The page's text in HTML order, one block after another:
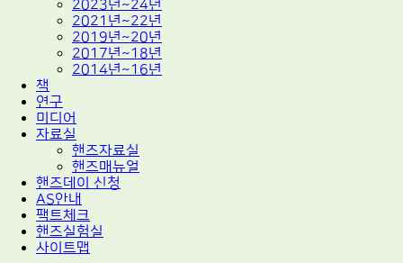
2023년~24년
2021년~22년
2019년~20년
2017년~18년
2014년~16년
책
연구
미디어
자료실
핸즈자료실
핸즈매뉴얼
핸즈데이 신청
AS안내
팩트체크
핸즈실험실
사이트맵